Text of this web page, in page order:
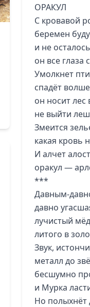
ОРАКУЛ
С кровавой
беремен
и не
он все глаза
Умолкнет
спадёт
он носит
не выйти
Змеится
какая кровь
И алчет
оракул —
***
Давным-
давно
лучистый
литого в
Звук,
металл до
бесшумно
и Мурка
Но